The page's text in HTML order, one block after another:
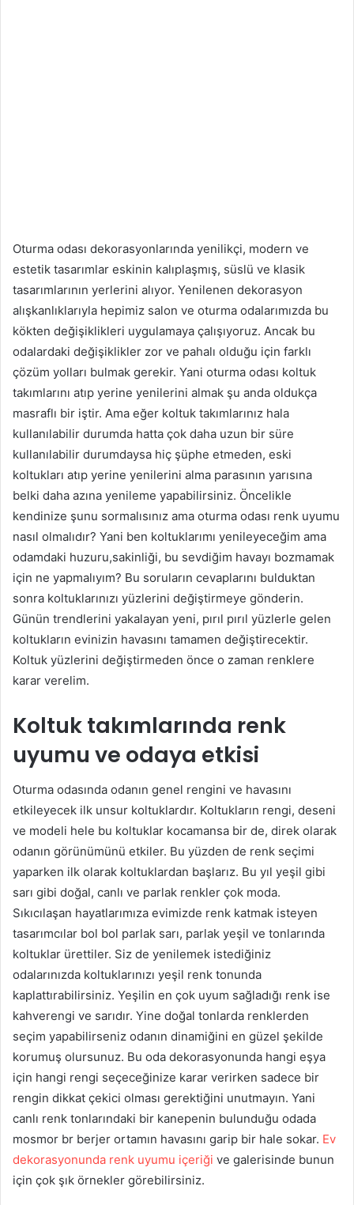
Oturma odası dekorasyonlarında yenilikçi, modern ve
estetik tasarımlar eskinin kalıplaşmış, süslü ve klasik
tasarımlarının yerlerini alıyor. Yenilenen dekorasyon
alışkanlıklarıyla hepimiz salon ve oturma odalarımızda bu
kökten değişiklikleri uygulamaya çalışıyoruz. Ancak bu
odalardaki değişiklikler zor ve pahalı olduğu için farklı
çözüm yolları bulmak gerekir. Yani oturma odası koltuk
takımlarını atıp yerine yenilerini almak şu anda oldukça
masraflı bir iştir. Ama eğer koltuk takımlarınız hala
kullanılabilir durumda hatta çok daha uzun bir süre
kullanılabilir durumdaysa hiç şüphe etmeden, eski
koltukları atıp yerine yenilerini alma parasının yarısına
belki daha azına yenileme yapabilirsiniz. Öncelikle
kendinize şunu sormalısınız ama oturma odası renk uyumu
nasıl olmalıdır? Yani ben koltuklarımı yenileyeceğim ama
odamdaki huzuru,sakinliği, bu sevdiğim havayı bozmamak
için ne yapmalıyım? Bu soruların cevaplarını bulduktan
sonra koltuklarınızı yüzlerini değiştirmeye gönderin.
Günün trendlerini yakalayan yeni, pırıl pırıl yüzlerle gelen
koltukların evinizin havasını tamamen değiştirecektir.
Koltuk yüzlerini değiştirmeden önce o zaman renklere
karar verelim.
Koltuk takımlarında renk
uyumu ve odaya etkisi
Oturma odasında odanın genel rengini ve havasını
etkileyecek ilk unsur koltuklardır. Koltukların rengi, deseni
ve modeli hele bu koltuklar kocamansa bir de, direk olarak
odanın görünümünü etkiler. Bu yüzden de renk seçimi
yaparken ilk olarak koltuklardan başlarız. Bu yıl yeşil gibi
sarı gibi doğal, canlı ve parlak renkler çok moda.
Sıkıcılaşan hayatlarımıza evimizde renk katmak isteyen
tasarımcılar bol bol parlak sarı, parlak yeşil ve tonlarında
koltuklar ürettiler. Siz de yenilemek istediğiniz
odalarınızda koltuklarınızı yeşil renk tonunda
kaplattırabilirsiniz. Yeşilin en çok uyum sağladığı renk ise
kahverengi ve sarıdır. Yine doğal tonlarda renklerden
seçim yapabilirseniz odanın dinamiğini en güzel şekilde
korumuş olursunuz. Bu oda dekorasyonunda hangi eşya
için hangi rengi seçeceğinize karar verirken sadece bir
rengin dikkat çekici olması gerektiğini unutmayın. Yani
canlı renk tonlarındaki bir kanepenin bulunduğu odada
mosmor br berjer ortamın havasını garip bir hale sokar. Ev
dekorasyonunda renk uyumu içeriği ve galerisinde bunun
için çok şık örnekler görebilirsiniz.